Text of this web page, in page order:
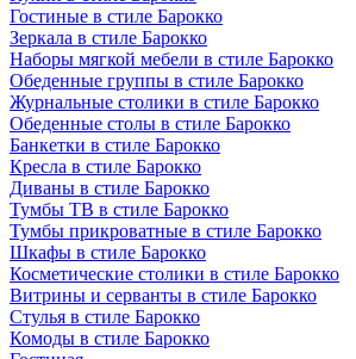
Гостиные в стиле Барокко
Зеркала в стиле Барокко
Наборы мягкой мебели в стиле Барокко
Обеденные группы в стиле Барокко
Журнальные столики в стиле Барокко
Обеденные столы в стиле Барокко
Банкетки в стиле Барокко
Кресла в стиле Барокко
Диваны в стиле Барокко
Тумбы ТВ в стиле Барокко
Тумбы прикроватные в стиле Барокко
Шкафы в стиле Барокко
Косметические столики в стиле Барокко
Витрины и серванты в стиле Барокко
Стулья в стиле Барокко
Комоды в стиле Барокко